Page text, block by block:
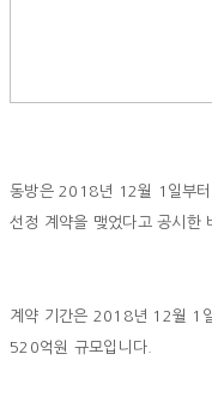
동방은 2018년 12월 1일부
선정 계약을 맺었다고 공시한
계약 기간은 2018년 12월 1
520억원 규모입니다.